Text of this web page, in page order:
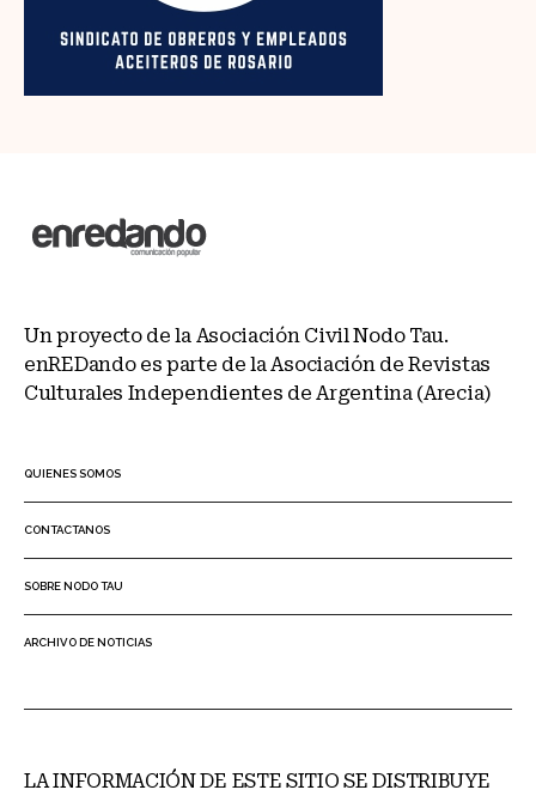
Un proyecto de la Asociación Civil Nodo Tau.
enREDando es parte de la Asociación de Revistas
Culturales Independientes de Argentina (Arecia)
QUIENES SOMOS
CONTACTANOS
SOBRE NODO TAU
ARCHIVO DE NOTICIAS
LA INFORMACIÓN DE ESTE SITIO SE DISTRIBUYE